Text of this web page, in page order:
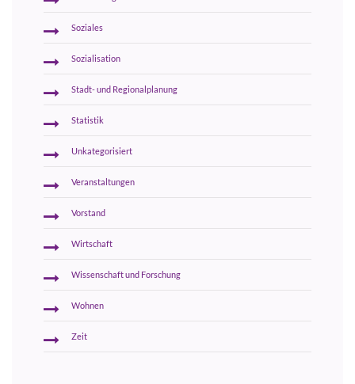
Soziales
Sozialisation
Stadt- und Regionalplanung
Statistik
Unkategorisiert
Veranstaltungen
Vorstand
Wirtschaft
Wissenschaft und Forschung
Wohnen
Zeit